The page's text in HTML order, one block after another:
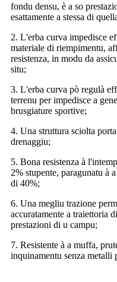
fondu densu, è a so
esattamente a stessa di
2. L'erba curva impedisce
materiale di riempimentu,
resistenza, in modu da
situ;
3. L'erba curva pò regulà
terrenu per impedisce a
brusgiature sportive;
4. Una struttura sciolta
drenaggiu;
5. Bona resistenza à
2% stupente, paragunatu à
di 40%;
6. Una megliu trazione
accuratamente a traiettoria
prestazioni di u campu;
7. Resistente à a muffa,
inquinamentu senza metalli